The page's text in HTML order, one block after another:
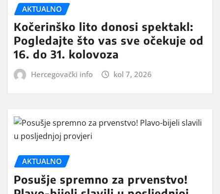
AKTUALNO
Kočerinško lito donosi spektakl:
Pogledajte što vas sve očekuje od
16. do 31. kolovoza
Hercegovački info kol 7, 2026
AKTUALNO
Posušje spremno za prvenstvo!